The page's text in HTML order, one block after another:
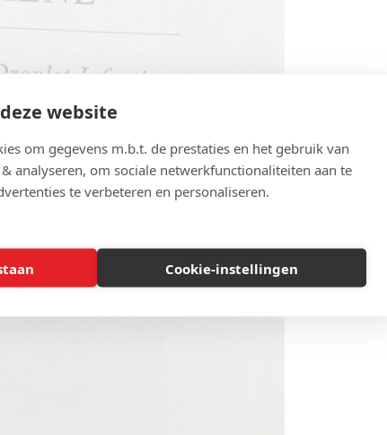
website
om gegevens m.b.t. de prestaties en het gebruik van
analyseren, om sociale netwerkfunctionaliteiten aan te
te verbeteren en personaliseren.
Cookie-instellingen